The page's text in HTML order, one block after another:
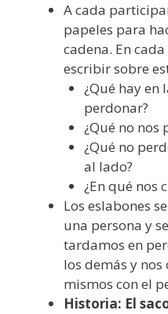
A cada
papeles para
cadena. En
escribir sobre
¿Qué hay en
perdonar?
¿Qué no nos
¿Qué no
al lado?
¿En qué nos
Los eslabones
una persona y
tardamos en
los demás y
mismos con el
Historia: El